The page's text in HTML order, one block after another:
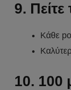
9. Πείτε
Κάθε
10. 100